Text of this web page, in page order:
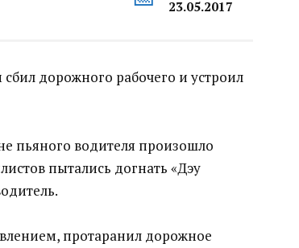
23.05.2017
дорожного рабочего и устроил
пьяного водителя произошло
пытались догнать «Дэу
протаранил дорожное